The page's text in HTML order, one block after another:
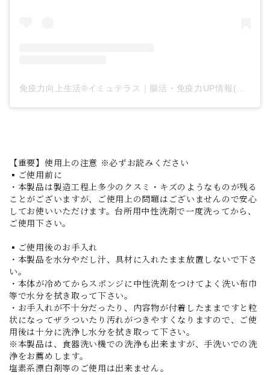
免疫力向上生活®イミュテラス｜腸活・免疫力UP情報(@immuterrace.jp)がシェアした投稿
【重要】使用上の注意 ※必ずお読みください
▪ご使用前に
・本製品は製造工程上多少のクスミ・キズのようなものが残る
ことがございますが、ご使用上の問題はございませんので安心
してお使いいただけます。台所用中性洗剤で一度洗ってから、
ご使用下さい。
▪ご使用後のお手入れ
・本製品を水分やだし汁、具材に入れたまま放置しないで下さ
い。
・本体が冷めてからスポンジに中性洗剤をつけてよく洗い布巾
等で水分を拭き取って下さい。
・お手入れが不十分だったり、内容物が付着したままですと粒
状になってザラついたり汚れがつきやすくなりますので、ご使
用後は十分に洗浄し水分を拭き取って下さい。
※本製品は、食器洗い機での洗浄も出来ますが、手洗いでの洗
浄をお薦めします。
塩素系漂白剤等のご使用は出来ません。